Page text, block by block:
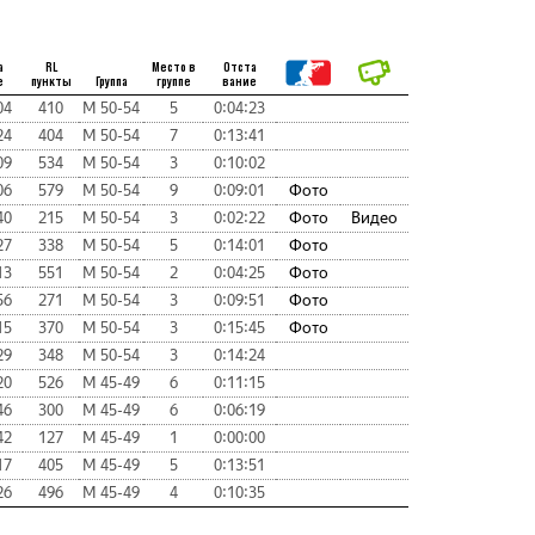
RL
пункты
Группа
Место в
группе
Отста
вание
410 М 50-54 5
0:04:23
404 М 50-54 7
0:13:41
534 М 50-54 3
0:10:02
579 М 50-54 9 0:09:01
Фото
215 М 50-54 3 0:02:22 Фото
Видео
338 М 50-54 5 0:14:01
Фото
551 М 50-54 2 0:04:25
Фото
271 М 50-54 3 0:09:51
Фото
370 М 50-54 3 0:15:45
Фото
348 М 50-54 3
0:14:24
526 М 45-49 6
0:11:15
300 М 45-49 6
0:06:19
127 М 45-49 1
0:00:00
405 М 45-49 5
0:13:51
496 М 45-49 4 0:10:35